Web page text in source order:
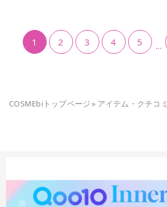
1 2 3 4 5 ...
COSMEbiトップページ» アイテム・クチコミ